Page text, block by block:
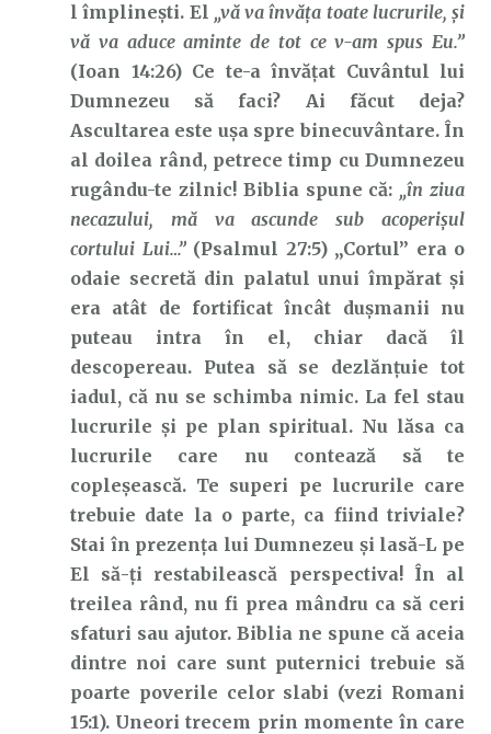
l împlinești. El „vă va învăţa toate lucrurile, şi
vă va aduce aminte de tot ce v-am spus Eu.”
(Ioan 14:26) Ce te-a învățat Cuvântul lui
Dumnezeu să faci? Ai făcut deja?
Ascultarea este ușa spre binecuvântare. În
al doilea rând, petrece timp cu Dumnezeu
rugându-te zilnic! Biblia spune că: „în ziua
necazului, mă va ascunde sub acoperişul
cortului Lui…”(Psalmul 27:5) „Cortul” era o
odaie secretă din palatul unui împărat și
era atât de fortificat încât dușmanii nu
puteau intra în el, chiar dacă îl
descopereau. Putea să se dezlănțuie tot
iadul, că nu se schimba nimic. La fel stau
lucrurile și pe plan spiritual. Nu lăsa ca
lucrurile care nu contează să te
copleșească. Te superi pe lucrurile care
trebuie date la o parte, ca fiind triviale?
Stai în prezența lui Dumnezeu și lasă-L pe
El să-ți restabilească perspectiva! În al
treilea rând, nu fi prea mândru ca să ceri
sfaturi sau ajutor. Biblia ne spune că aceia
dintre noi care sunt puternici trebuie să
poarte poverile celor slabi (vezi Romani
15:1). Uneori trecem prin momente în care